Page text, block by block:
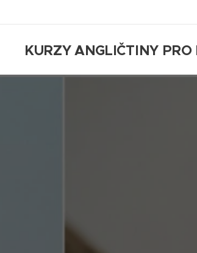
KURZY ANGLIČTINY PRO